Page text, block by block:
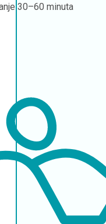
30–60 minuta